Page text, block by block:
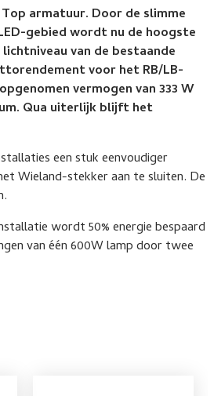
armatuur. Door de slimme
gebied wordt nu de hoogste
van de bestaande
voor het RB/LB-
vermogen van 333 W
Qua uiterlijk blijft het
een stuk eenvoudiger
Wieland-stekker aan te sluiten. De
wordt 50% energie bespaard
van één 600W lamp door twee